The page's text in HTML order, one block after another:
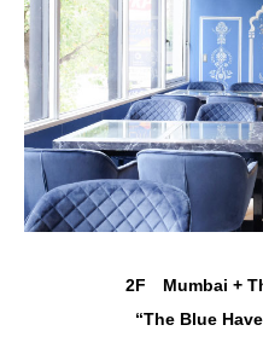
2F Mumbai +
“The Blue